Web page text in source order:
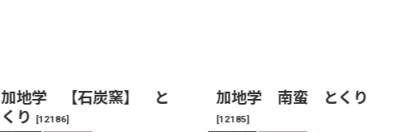
加地学 【石炭窯】 と
くり
[12186]
加地学 南蛮 とくり
[12185]